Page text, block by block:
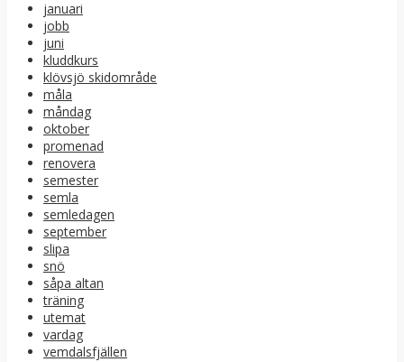
januari
jobb
juni
kluddkurs
klövsjö skidområde
måla
måndag
oktober
promenad
renovera
semester
semla
semledagen
september
slipa
snö
såpa altan
träning
utemat
vardag
vemdalsfjällen